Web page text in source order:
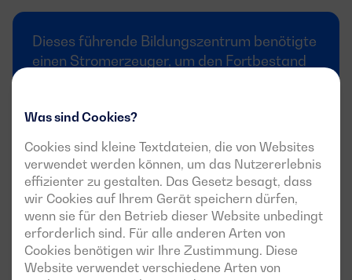
Was sind Cookies?
Cookies sind kleine Textdateien, die von Websites
verwendet werden können, um das Nutzererlebnis
effizienter zu gestalten. Das Gesetz besagt, dass
wir Cookies auf Ihrem Gerät speichern dürfen,
wenn sie für den Betrieb dieser Website unbedingt
erforderlich sind. Für alle anderen Arten von
Cookies benötigen wir Ihre Zustimmung. Diese
Website verwendet verschiedene Arten von
Dieses führende Bildungszentrum benötigte
einen Stromerzeuger, um den Fortbestand
Hochwertige und zuverlässige Komponentensowie
eineschnelle Reaktionauf Stromausfälle waren die
wesentlichen Anforderungen dieses Projekts.
Außerdem gab es folgende Anforderungen:
Notstromversorgung mit einer Leistung von
kVA.
Ereignisüberwachungund vollständige Anzeige